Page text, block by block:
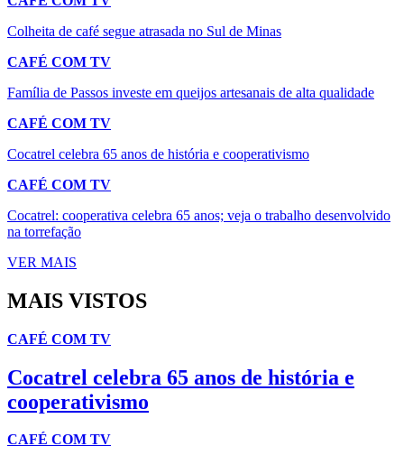
Colheita de café segue atrasada no Sul de Minas
CAFÉ COM TV
Família de Passos investe em queijos artesanais de alta qualidade
CAFÉ COM TV
Cocatrel celebra 65 anos de história e cooperativismo
CAFÉ COM TV
Cocatrel: cooperativa celebra 65 anos; veja o trabalho desenvolvido
na torrefação
VER MAIS
MAIS VISTOS
CAFÉ COM TV
Cocatrel celebra 65 anos de história e
cooperativismo
CAFÉ COM TV